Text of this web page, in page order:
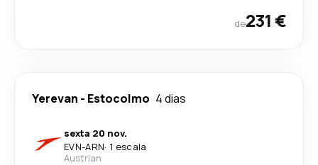
de231 €
Yerevan - Estocolmo 4 dias
sexta 20 nov.
EVN-ARN· 1 escala
Austrian